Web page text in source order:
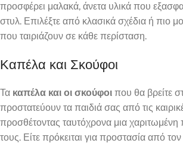
προσφέρει μαλακά, άνετα υλικά που
στυλ. Επιλέξτε από κλασικά σχέδια ή πιο
που ταιριάζουν σε κάθε περίσταση.
Καπέλα και Σκούφοι
Τα καπέλα και οι σκούφοι που θα βρείτε
προστατεύουν τα παιδιά σας από τις
προσθέτοντας ταυτόχρονα μια χαριτωμένη
τους. Είτε πρόκειται για προστασία από τον